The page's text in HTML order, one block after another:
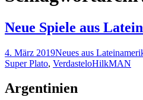
Neue Spiele aus
4. März 2019Neues aus
Super Plato, VerdasteloHilkMAN
Argentinien